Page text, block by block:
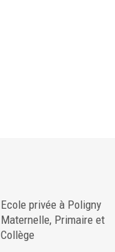
Ecole privée à Poligny
Maternelle, Primaire et
Collège